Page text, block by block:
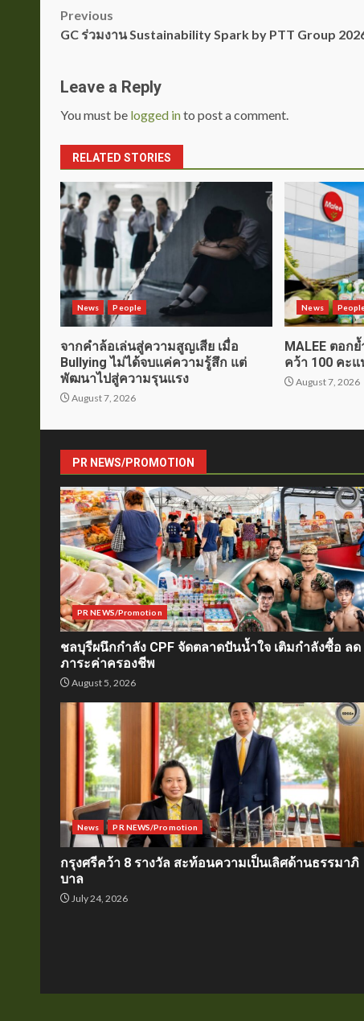
Post
Previous
GC ร่วมงาน Sustainability Spark by PTT Group
Leave a Reply
You must be logged into post a comment.
RELATED STORIES
News People
จากคำล้อเล่นสู่ความสูญเสีย เมื่อ
Bullying ไม่ได้จบแค่ความรู้สึก แต่
พัฒนาไปสู่ความรุนแรง
August 7, 2026
News
MALEE ตอก
คว้า 100 คะ
August 7, 2026
PR NEWS/PROMOTION
PR NEWS/Promotion
ชลบุรีผนึกกำลัง CPF จัดตลาดปันน้ำใจ เติมกำลังซื้อ ลด
ภาระค่าครองชีพ
August 5, 2026
News PR NEWS/Promotion
กรุงศรีคว้า 8 รางวัล สะท้อนความเป็นเลิศด้านธรรมาภิ
บาล
July 24, 2026